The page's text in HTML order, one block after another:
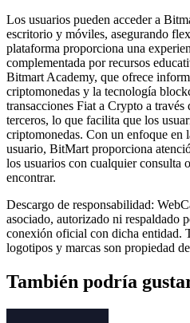
Los usuarios pueden acceder a
escritorio y móviles, asegurando
plataforma proporciona una
complementada por recursos
Bitmart Academy, que ofrece
criptomonedas y la tecnología
transacciones Fiat a Crypto a través
terceros, lo que facilita que los
criptomonedas. Con un enfoque en
usuario, BitMart proporciona
los usuarios con cualquier consulta
encontrar.
Descargo de responsabilidad:
asociado, autorizado ni respaldado
conexión oficial con dicha entidad.
logotipos y marcas son propiedad
También podría